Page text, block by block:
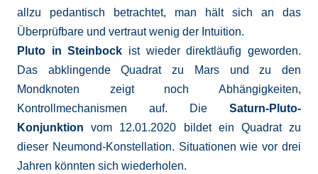
allzu pedantisch betrachtet, man hält sich an das
Überprüfbare und vertraut wenig der Intuition.
Pluto in Steinbock ist wieder direktläufig geworden.
Das abklingende Quadrat zu Mars und zu den
Mondknoten zeigt noch Abhängigkeiten,
Kontrollmechanismen auf. Die Saturn-Pluto-
Konjunktion vom 12.01.2020 bildet ein Quadrat zu
dieser Neumond-Konstellation. Situationen wie vor drei
Jahren könnten sich wiederholen.